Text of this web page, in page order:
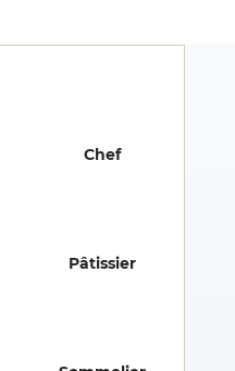
Chef
Pâtissier